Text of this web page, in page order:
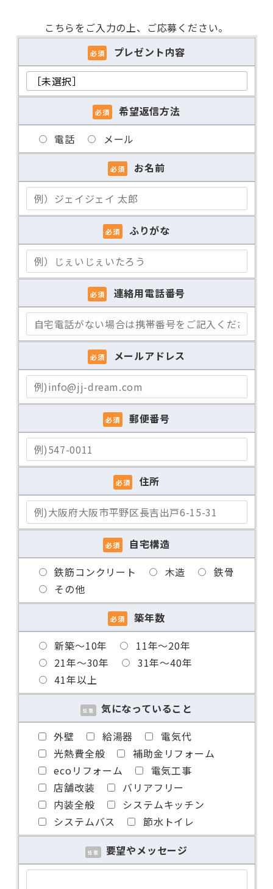
【店舗
かき小屋本舗 東住吉本店
【開催
2025年11月22日（土）～2026年3月
下旬
※かきの仕入れにより期間が変更にな
る場合がございます。
【開催
場所】
大阪市東住吉区住道矢田6-14-9
時間】
[ 平日 ] 17:00～22:00
[ 土日祝 ] 11:00～15:00 16:00～
22:00
【 ラストオーダーについて 】調理品
は終了時間の1時間前まで焼きもの
（炙りもん・焼き野菜など）は30分前
までアルコール・ソフトドリンクは15
分前まで
【店休
日】
火曜日（祝日の場合は翌平日）
年末年始
【駐車
店舗前に駐車場あり（3台）
※満車の場合は周辺のコインパーキン
グをご利用ください
（コインパーキングのサービス券はご
ざいません）
【アク
【地下鉄】谷町線「喜連瓜破駅」より
南へ徒歩13分
【地下鉄】御堂筋線「長居駅」3番出
口よりタクシーで東へ約8分
【お問
総合受付（バーべ急便事務所） / 06-
7656-1924（10:00～18:00）
※総合受付となりますので、お問い合
わせの際は、
かき小屋本舗の店舗名をお伝えくださ
い。
こちらをご入力の上、ご応募ください。
必須 プレゼント内容
必須
希望返信方法
電話
メール
必須 お名前
必須 ふりがな
必須 連絡用電話番号
必須 メールアドレス
必須 郵便番号
必須 住所
必須
自宅構造
鉄筋コンクリート
木造
鉄骨
その他
必須
築年数
新築〜10年
11年〜20年
21年〜30年
31年〜40年
41年以上
任意
気になっていること
外壁
給湯器
電気代
光熱費全般
補助金リフォーム
ecoリフォーム
電気工事
店舗改装
バリアフリー
内装全般
システムキッチン
システムバス
節水トイレ
任意 要望やメッセージ